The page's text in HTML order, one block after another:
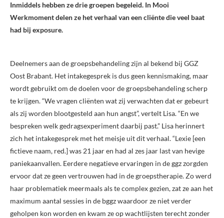
Inmiddels hebben ze drie groepen begeleid. In Mooi
Werkmoment delen ze het verhaal van een cliënte die veel baat
had bij exposure.
Deelnemers aan de groepsbehandeling zijn al bekend bij GGZ
Oost Brabant. Het intake­gesprek is dus geen kennismaking, maar
wordt gebruikt om de doelen voor de groepsbehandeling scherp
te krijgen. “We vragen cliënten wat zij verwachten dat er gebeurt
als zij worden bloot­gesteld aan hun angst”, vertelt Lisa. “En we
bespreken welk gedragsexperiment daarbij past.” Lisa herinnert
zich het intakegesprek met het meisje uit dit verhaal. “Lexie [een
fictieve naam, red.] was 21 jaar en had al zes jaar last van hevige
paniekaanvallen. Eerdere negatieve ervaringen in de ggz zorgden
ervoor dat ze geen vertrouwen had in de groepstherapie. Zo werd
haar problematiek meermaals als te complex gezien, zat ze aan het
maximum aantal sessies in de bggz waardoor ze niet verder
geholpen kon worden en kwam ze op wachtlijsten terecht zonder